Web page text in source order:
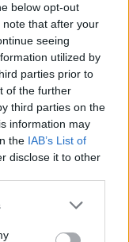
below opt-out
that after your
seeing
utilized by
parties prior to
of the further
third parties on the
information may
the IAB’s List of
disclose it to other
interjú Rancz
labdarúgó-